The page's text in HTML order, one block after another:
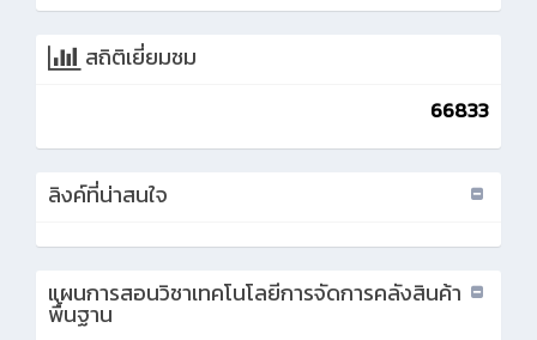
สถิติเยี่ยมชม
66833
ลิงค์ที่น่าสนใจ
แผนการสอนวิชาเทคโนโลยีการจัดการคลังสินค้า
พื้นฐาน